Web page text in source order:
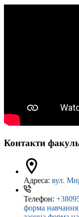
Контакти
Адреса: вул.
Телефон:
форма